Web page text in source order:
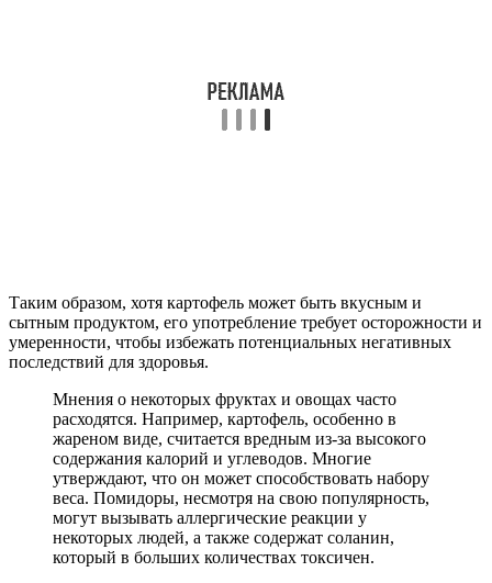
Таким образом, хотя картофель может быть вкусным и
сытным продуктом, его употребление требует осторожности и
умеренности, чтобы избежать потенциальных негативных
последствий для здоровья.
Мнения о некоторых фруктах и овощах часто
расходятся. Например, картофель, особенно в
жареном виде, считается вредным из-за высокого
содержания калорий и углеводов. Многие
утверждают, что он может способствовать набору
веса. Помидоры, несмотря на свою популярность,
могут вызывать аллергические реакции у
некоторых людей, а также содержат соланин,
который в больших количествах токсичен.